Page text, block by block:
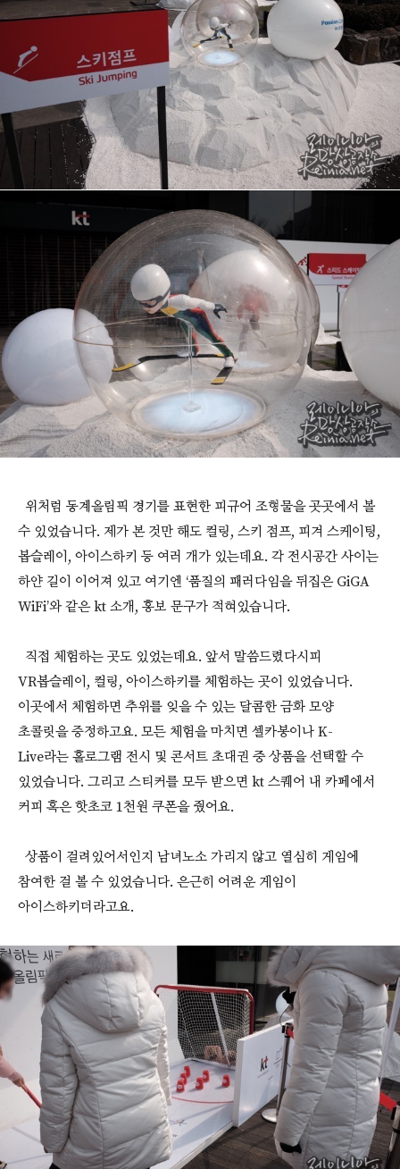
위처럼 동계올림픽 경기를 표현한 피규어 조형물을 곳곳에서 볼
수 있었습니다. 제가 본 것만 해도 컬링, 스키 점프, 피겨 스케이팅,
봅슬레이, 아이스하키 등 여러 개가 있는데요. 각 전시공간 사이는
하얀 길이 이어져 있고 여기엔 ‘품질의 패러다임을 뒤집은 GiGA
WiFi’와 같은 kt 소개, 홍보 문구가 적혀있습니다.
직접 체험하는 곳도 있었는데요. 앞서 말씀드렸다시피
VR봅슬레이, 컬링, 아이스하키를 체험하는 곳이 있었습니다.
이곳에서 체험하면 추위를 잊을 수 있는 달콤한 금화 모양
초콜릿을 증정하고요. 모든 체험을 마치면 셀카봉이나 K-
Live라는 홀로그램 전시 및 콘서트 초대권 중 상품을 선택할 수
있었습니다. 그리고 스티커를 모두 받으면 kt 스퀘어 내 카페에서
커피 혹은 핫초코 1천원 쿠폰을 줬어요.
상품이 걸려있어서인지 남녀노소 가리지 않고 열심히 게임에
참여한 걸 볼 수 있었습니다. 은근히 어려운 게임이
아이스하키더라고요.